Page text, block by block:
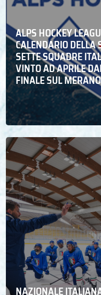
ALPS HOCKEY
CALENDARIO
SETTE SQUADRE
VINTO AD APRILE
FINALE SUL MERANO
NAZIONALE